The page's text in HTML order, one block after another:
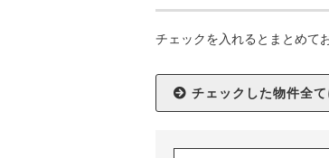
チェックを入れるとまとめて